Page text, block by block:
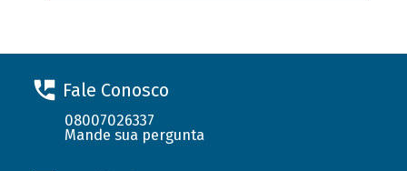
Fale Conosco
08007026337
Mande sua pergunta